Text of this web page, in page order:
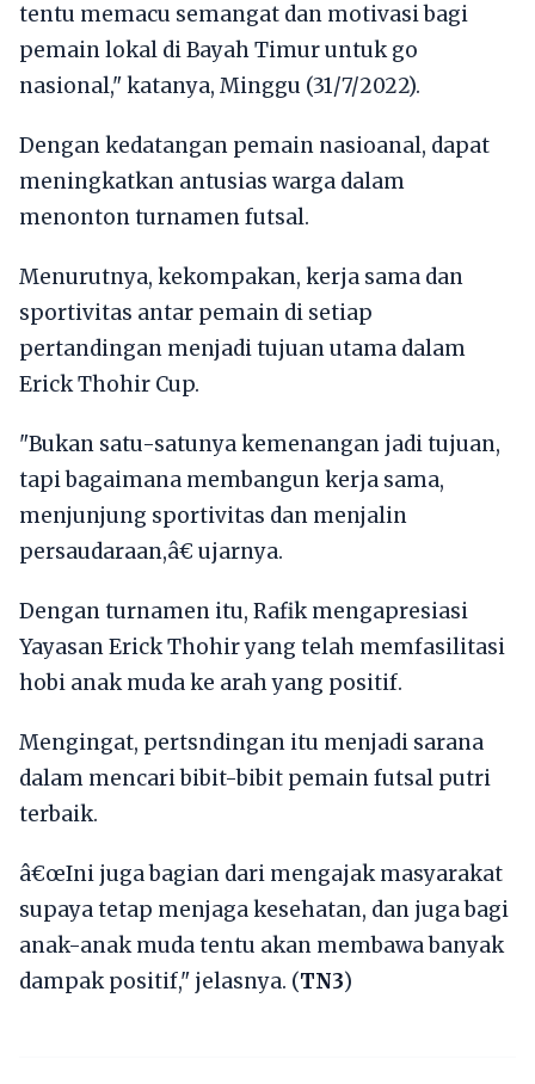
tentu memacu semangat dan motivasi bagi
pemain lokal di Bayah Timur untuk go
nasional," katanya, Minggu (31/7/2022).
Dengan kedatangan pemain nasioanal, dapat
meningkatkan antusias warga dalam
menonton turnamen futsal.
Menurutnya, kekompakan, kerja sama dan
sportivitas antar pemain di setiap
pertandingan menjadi tujuan utama dalam
Erick Thohir Cup.
"Bukan satu-satunya kemenangan jadi tujuan,
tapi bagaimana membangun kerja sama,
menjunjung sportivitas dan menjalin
persaudaraan,â€ ujarnya.
Dengan turnamen itu, Rafik mengapresiasi
Yayasan Erick Thohir yang telah memfasilitasi
hobi anak muda ke arah yang positif.
Mengingat, pertsndingan itu menjadi sarana
dalam mencari bibit-bibit pemain futsal putri
terbaik.
â€œIni juga bagian dari mengajak masyarakat
supaya tetap menjaga kesehatan, dan juga bagi
anak-anak muda tentu akan membawa banyak
dampak positif," jelasnya. (TN3)